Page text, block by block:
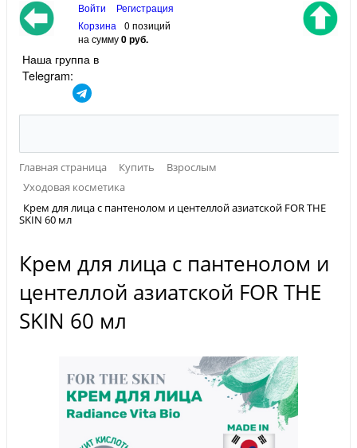
Войти
Регистрация
Корзина
0 позиций
на сумму0 руб.
Наша группа в
Telegram:
Главная страница Купить
Взрослым
Уходовая косметика
Крем для лица с пантенолом и центеллой азиатской FOR THE
SKIN 60 мл
Крем для лица с пантенолом и
центеллой азиатской FOR THE
SKIN 60 мл